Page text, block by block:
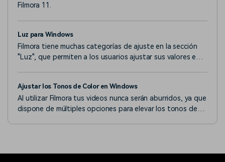
Filmora 11.
Luz para Windows
Filmora tiene muchas categorías de ajuste en la sección
"Luz", que permiten a los usuarios ajustar sus valores en
Ajustar los Tonos de Color en Windows
Al utilizar Filmora tus videos nunca serán aburridos, ya que
dispone de múltiples opciones para elevar los tonos de